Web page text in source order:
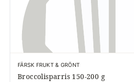
FÄRSK FRUKT & GRÖNT
Broccolisparris 150-200 g